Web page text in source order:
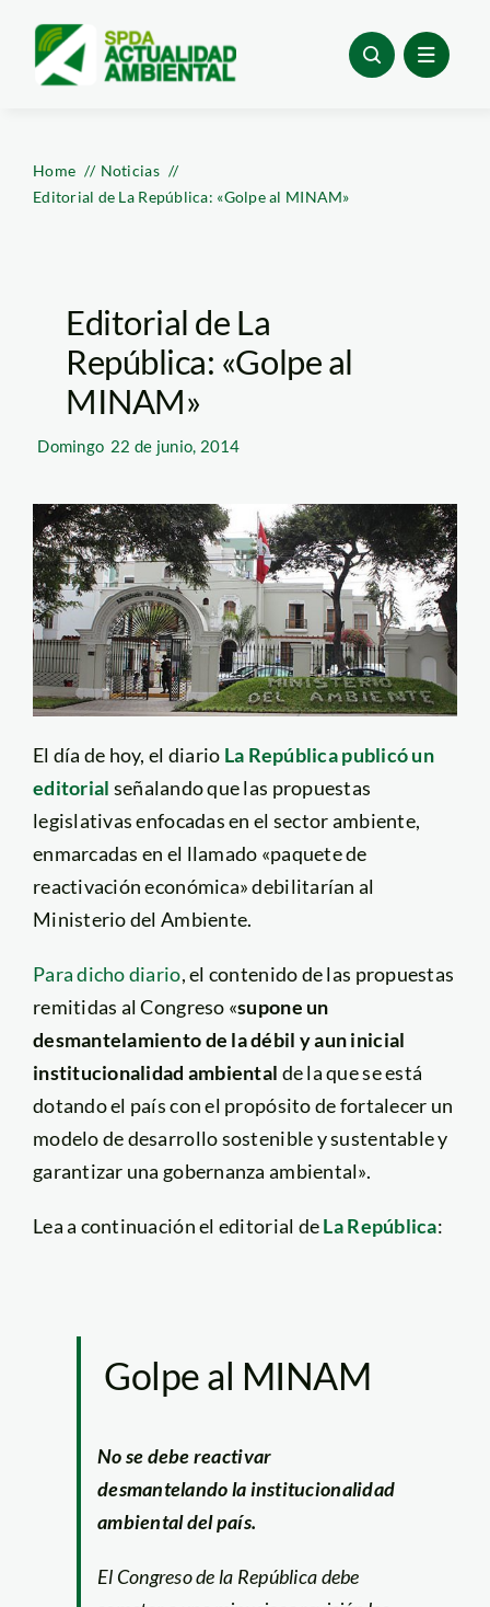
content
Home
Noticias
Editorial de La República: «Golpe al MINAM»
Editorial de La
República: «Golpe al
MINAM»
Domingo 22 de junio, 2014
El día de hoy, el diario La República publicó un
editorial señalando que las propuestas
legislativas enfocadas en el sector ambiente,
enmarcadas en el llamado «paquete de
reactivación económica» debilitarían al
Ministerio del Ambiente.
Para dicho diario, el contenido de las propuestas
remitidas al Congreso «supone un
desmantelamiento de la débil y aun inicial
institucionalidad ambiental de la que se está
dotando el país con el propósito de fortalecer un
modelo de desarrollo sostenible y sustentable y
garantizar una gobernanza ambiental».
Lea a continuación el editorial deLa República:
Golpe al MINAM
No se debe reactivar
desmantelando la institucionalidad
ambiental del país.
El Congreso de la República debe